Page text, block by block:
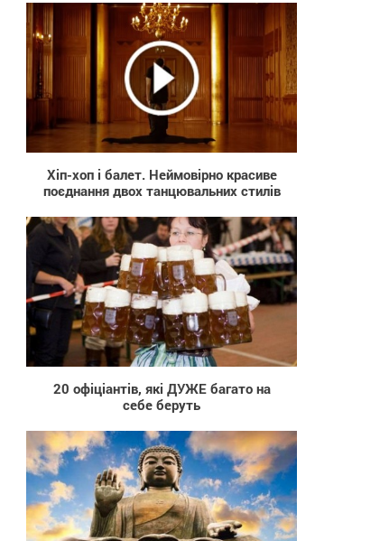
408
Хіп-хоп і балет. Неймовірно красиве
поєднання двох танцювальних стилів
20 офіціантів, які ДУЖЕ багато на
себе беруть